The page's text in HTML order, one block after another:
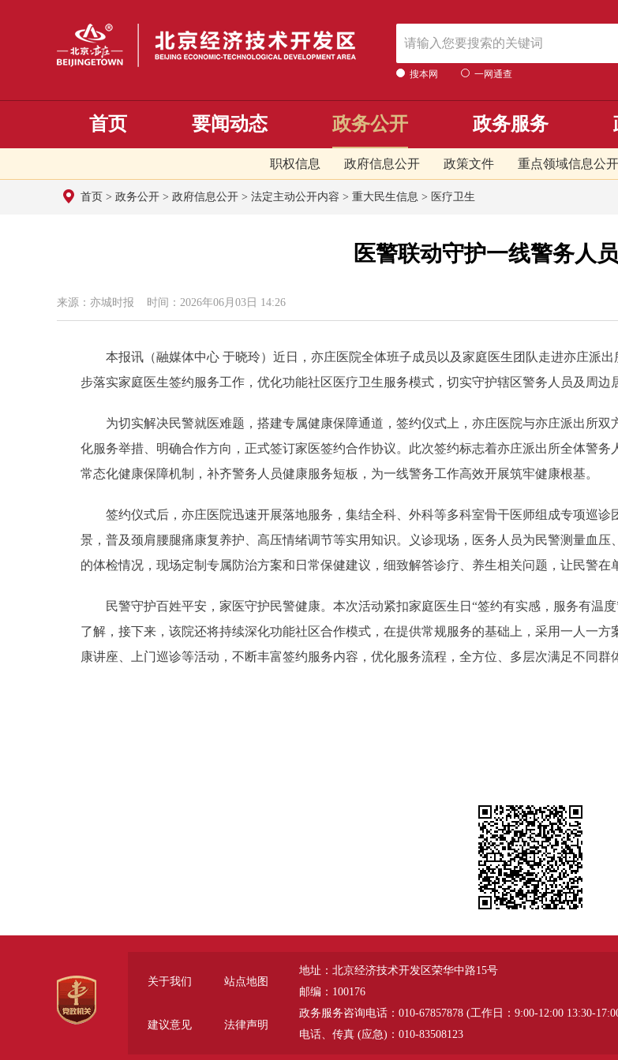
搜本网 一网通查
首页 要闻动态 政务公开
职权信息 政府信息公开 政策文件 重点领域信息公开
政务服务
首页 > 政务公开 > 政府信息公开 > 法定主动公开内容 > 重大民生信息 > 医疗卫生
医警联动守护一线警务人
来源：亦城时报 时间：2026年06月03日 14:26
本报讯（融媒体中心 于晓玲）近日，亦庄医院全体班子成员以及家庭医生团队走进亦庄派出
步落实家庭医生签约服务工作，优化功能社区医疗卫生服务模式，切实守护辖区警务人员及周边
为切实解决民警就医难题，搭建专属健康保障通道，签约仪式上，亦庄医院与亦庄派出所双
化服务举措、明确合作方向，正式签订家医签约合作协议。此次签约标志着亦庄派出所全体警务
常态化健康保障机制，补齐警务人员健康服务短板，为一线警务工作高效开展筑牢健康根基。
签约仪式后，亦庄医院迅速开展落地服务，集结全科、外科等多科室骨干医师组成专项巡诊
景，普及颈肩腰腿痛康复养护、高压情绪调节等实用知识。义诊现场，医务人员为民警测量血
的体检情况，现场定制专属防治方案和日常保健建议，细致解答诊疗、养生相关问题，让民警在
民警守护百姓平安，家医守护民警健康。本次活动紧扣家庭医生日“签约有实感，服务有温
了解，接下来，该院还将持续深化功能社区合作模式，在提供常规服务的基础上，采用一人一
康讲座、上门巡诊等活动，不断丰富签约服务内容，优化服务流程，全方位、多层次满足不同群
关于我们 站点地图
建议意见 法律声明
地址：北京经济技术开发区荣华中路15号
邮编：100176
政务服务咨询电话：010-67857878 (工作日：9:00-12:00 13:30-
电话、传真 (应急)：010-83508123